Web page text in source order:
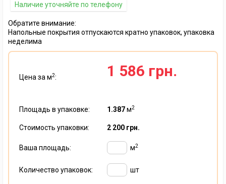
Наличие уточняйте по телефону
Обратите внимание:
Напольные покрытия отпускаются кратно упаковок, упаковка
неделима
Цена за м2: 1 586 грн.
Площадь в упаковке: 1.387м2
Стоимость упаковки: 2 200 грн.
Ваша площадь: м2
Количество упаковок: шт